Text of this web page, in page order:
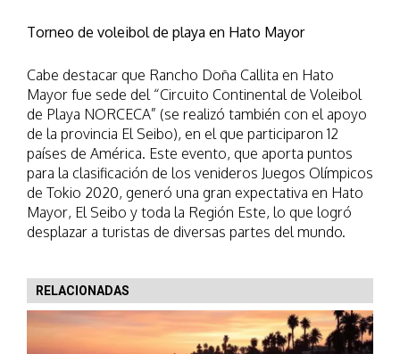
Torneo de voleibol de playa en Hato Mayor
Cabe destacar que Rancho Doña Callita en Hato
Mayor fue sede del “Circuito Continental de Voleibol
de Playa NORCECA” (se realizó también con el apoyo
de la provincia El Seibo), en el que participaron 12
países de América. Este evento, que aporta puntos
para la clasificación de los venideros Juegos Olímpicos
de Tokio 2020, generó una gran expectativa en Hato
Mayor, El Seibo y toda la Región Este, lo que logró
desplazar a turistas de diversas partes del mundo.
RELACIONADAS